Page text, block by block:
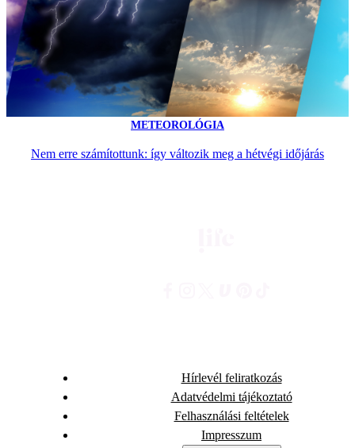
METEOROLÓGIA
Nem erre számítottunk: így változik meg a hétvégi időjárás
Hírlevél feliratkozás
Adatvédelmi tájékoztató
Felhasználási feltételek
Impresszum